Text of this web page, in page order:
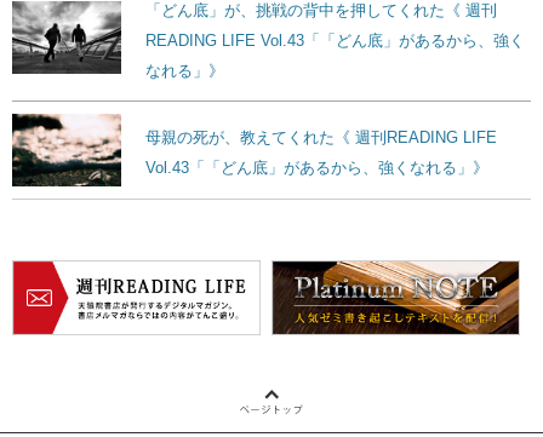
「どん底」が、挑戦の背中を押してくれた《 週刊
READING LIFE Vol.43「「どん底」があるから、強く
なれる」》
母親の死が、教えてくれた《 週刊READING LIFE
Vol.43「「どん底」があるから、強くなれる」》